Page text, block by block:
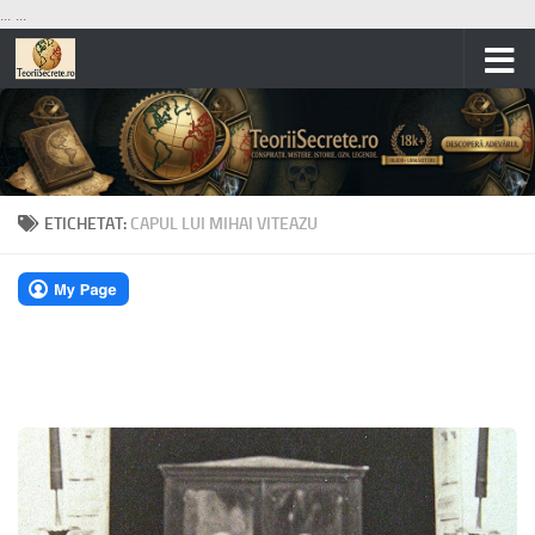
... ...
Skip to content
ETICHETAT: CAPUL LUI MIHAI VITEAZU